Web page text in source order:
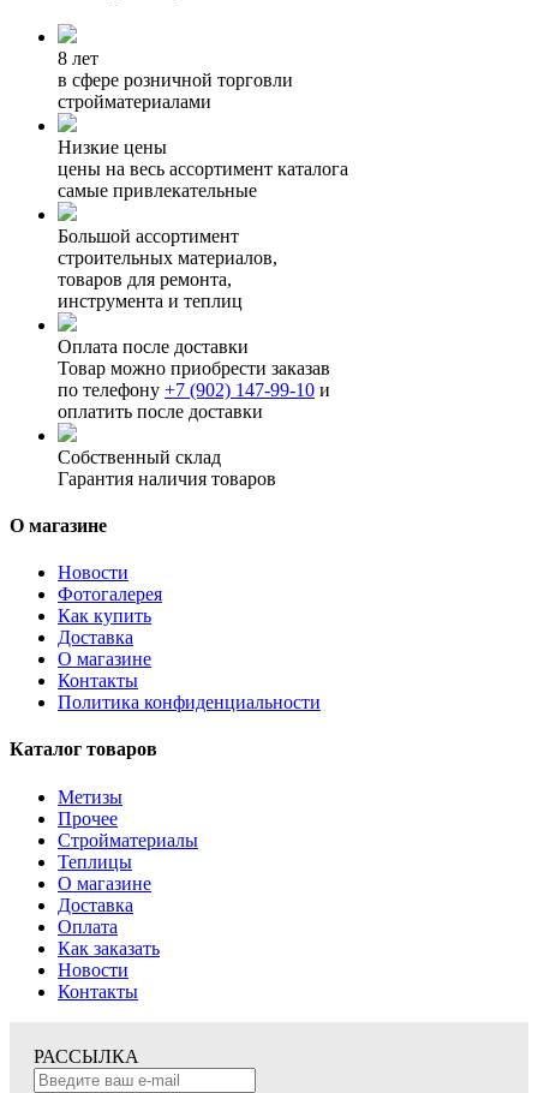
8 лет
в сфере розничной торговли
стройматериалами
Низкие цены
цены на весь ассортимент каталога
самые привлекательные
Большой ассортимент
строительных материалов,
товаров для ремонта,
инструмента и теплиц
Оплата после доставки
Товар можно приобрести заказав
по телефону +7 (902) 147-99-10 и
оплатить после доставки
Собственный склад
Гарантия наличия товаров
О магазине
Новости
Фотогалерея
Как купить
Доставка
О магазине
Контакты
Политика конфиденциальности
Каталог товаров
Метизы
Прочее
Стройматериалы
Теплицы
О магазине
Доставка
Оплата
Как заказать
Новости
Контакты
РАССЫЛКА